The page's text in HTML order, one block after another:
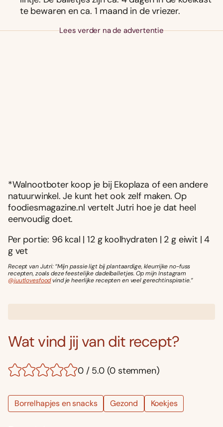
te bewaren en ca. 1 maand in de vriezer.
Lees verder na de advertentie
*Walnootboter koop je bij Ekoplaza of een andere
natuurwinkel. Je kunt het ook zelf maken. Op
foodiesmagazine.nl vertelt Jutri hoe je dat heel
eenvoudig doet.
Per portie: 96 kcal | 12 g koolhydraten | 2 g eiwit | 4
g vet
Recept van Jutri: “Mijn passie ligt bij plantaardige, kleurrijke no-fuss
recepten, zoals deze feestelijke dadelballetjes. Op mijn Instagram
@juutlovesfoodvind je heerlijke recepten en veel gerechtinspiratie.”
Wat vind jij van dit recept?
0 / 5.0 (0 stemmen)
Borrelhapjes en snacks Gezond Koekjes